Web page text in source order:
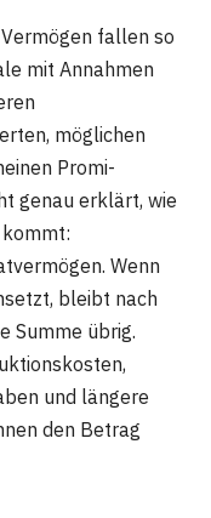
fallen so
mit Annahmen
möglichen
Promi-
genau erklärt, wie
Wenn
bleibt nach
Summe übrig.
und längere
den Betrag